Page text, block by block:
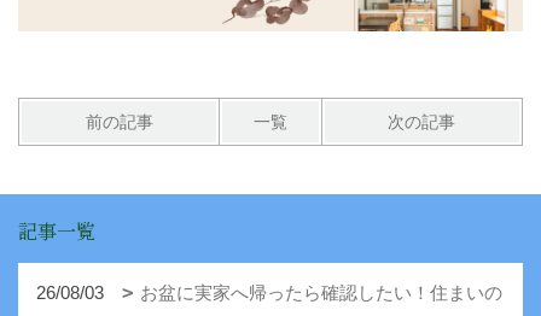
前の記事 一覧 次の記事
記事一覧
26/08/03
お盆に実家へ帰ったら確認したい！住まいの